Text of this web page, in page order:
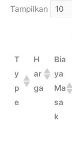
Tampilkan
T
y
p
e
H
ar
ga
Bia
ya
Ma
sa
k